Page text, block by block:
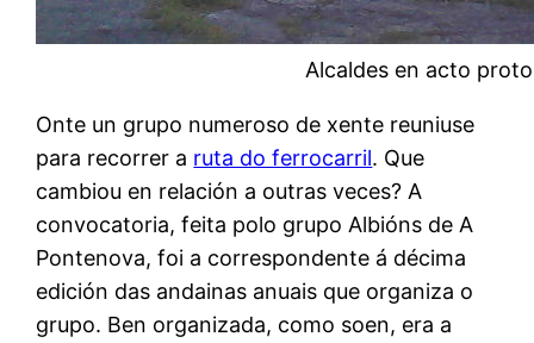
Alcaldes en acto
Onte un grupo numeroso de xente reuniuse
para recorrer a ruta do ferrocarril. Que
cambiou en relación a outras veces? A
convocatoria, feita polo grupo Albións de A
Pontenova, foi a correspondente á décima
edición das andainas anuais que organiza o
grupo. Ben organizada, como soen, era a